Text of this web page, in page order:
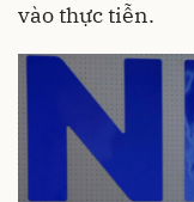
vào thực tiễn.